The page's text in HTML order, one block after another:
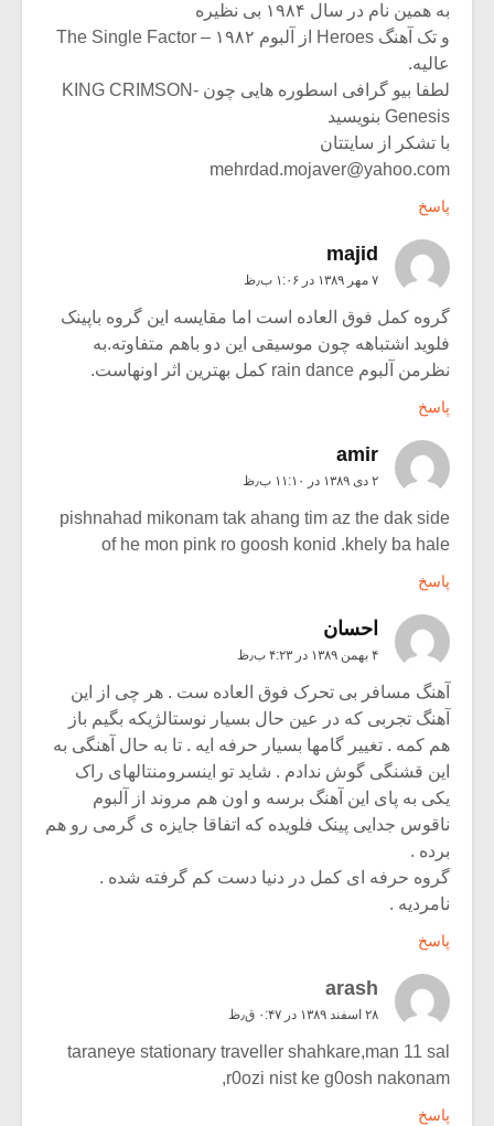
به همین نام در سال ۱۹۸۴ بی نظیره
و تک آهنگ Heroes از آلبوم ۱۹۸۲ – The Single Factor
عالیه.
لطفا بیو گرافی اسطوره هایی چون KING CRIMSON-
Genesis بنویسید
با تشکر از سایتتان
mehrdad.mojaver@yahoo.com
پاسخ
majid
۷ مهر ۱۳۸۹ در ۱:۰۶ ب٫ظ
گروه کمل فوق العاده است اما مقایسه این گروه باپینک
فلوید اشتباهه چون موسیقی این دو باهم متفاوته.به
نظرمن آلبوم rain dance کمل بهترین اثر اونهاست.
پاسخ
amir
۲ دی ۱۳۸۹ در ۱۱:۱۰ ب٫ظ
pishnahad mikonam tak ahang tim az the dak side
of he mon pink ro goosh konid .khely ba hale
پاسخ
احسان
۴ بهمن ۱۳۸۹ در ۴:۲۳ ب٫ظ
آهنگ مسافر بی تحرک فوق العاده ست . هر چی از این
آهنگ تجربی که در عین حال بسیار نوستالژیکه بگیم باز
هم کمه . تغییر گامها بسیار حرفه ایه . تا به حال آهنگی به
این قشنگی گوش ندادم . شاید تو اینسرومنتالهای راک
یکی به پای این آهنگ برسه و اون هم مروند از آلبوم
ناقوس جدایی پینک فلویده که اتفاقا جایزه ی گرمی رو هم
برده .
گروه حرفه ای کمل در دنیا دست کم گرفته شده .
نامردیه .
پاسخ
arash
۲۸ اسفند ۱۳۸۹ در ۰:۴۷ ق٫ظ
taraneye stationary traveller shahkare,man 11 sal
r0ozi nist ke g0osh nakonam,
پاسخ